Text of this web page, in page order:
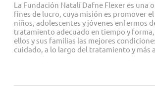
La Fundación Natalí Dafne Flexer es una
fines de lucro, cuya misión es promover el
niños, adolescentes y jóvenes enfermos
tratamiento adecuado en tiempo y
ellos y sus familias las mejores
cuidado, a lo largo del tratamiento y más